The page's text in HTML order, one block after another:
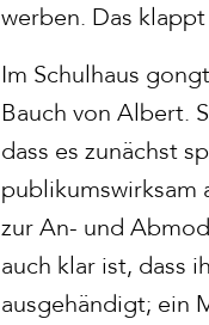
werben. Das
Im Schulhaus
Bauch von Albert.
dass es zunächst
publikumswirksam
zur An- und
auch klar ist, dass
ausgehändigt; ein